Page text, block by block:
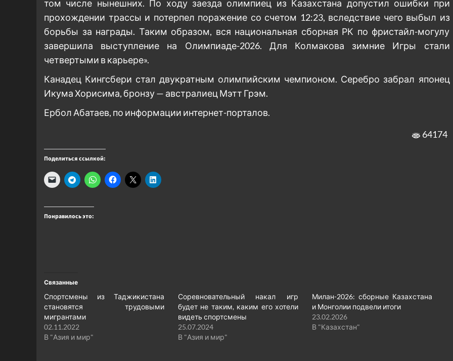
том числе нынешних. По ходу заезда олимпиец из Казахстана допустил ошибки при
прохождении трассы и потерпел поражение со счетом 12:23, вследствие чего выбыл из
борьбы за награды. Таким образом, вся национальная сборная РК по фристайл-могулу
завершила выступление на Олимпиаде-2026. Для Колмакова зимние Игры стали
четвертыми в карьере».
Канадец Кингсбери стал двукратным олимпийским чемпионом. Серебро забрал японец
Икума Хорисима, бронзу — австралиец Мэтт Грэм.
Ербол Абатаев, по информации интернет-порталов.
64174
Поделиться ссылкой:
Понравилось это:
Связанные
Спортсмены из Таджикистана
становятся трудовыми
мигрантами
02.11.2022
В "Азия и мир"
Соревновательный накал игр
будет не таким, каким его хотели
видеть спортсмены
25.07.2024
В "Азия и мир"
Милан-2026: сборные Казахстана
и Монголии подвели итоги
23.02.2026
В "Казахстан"